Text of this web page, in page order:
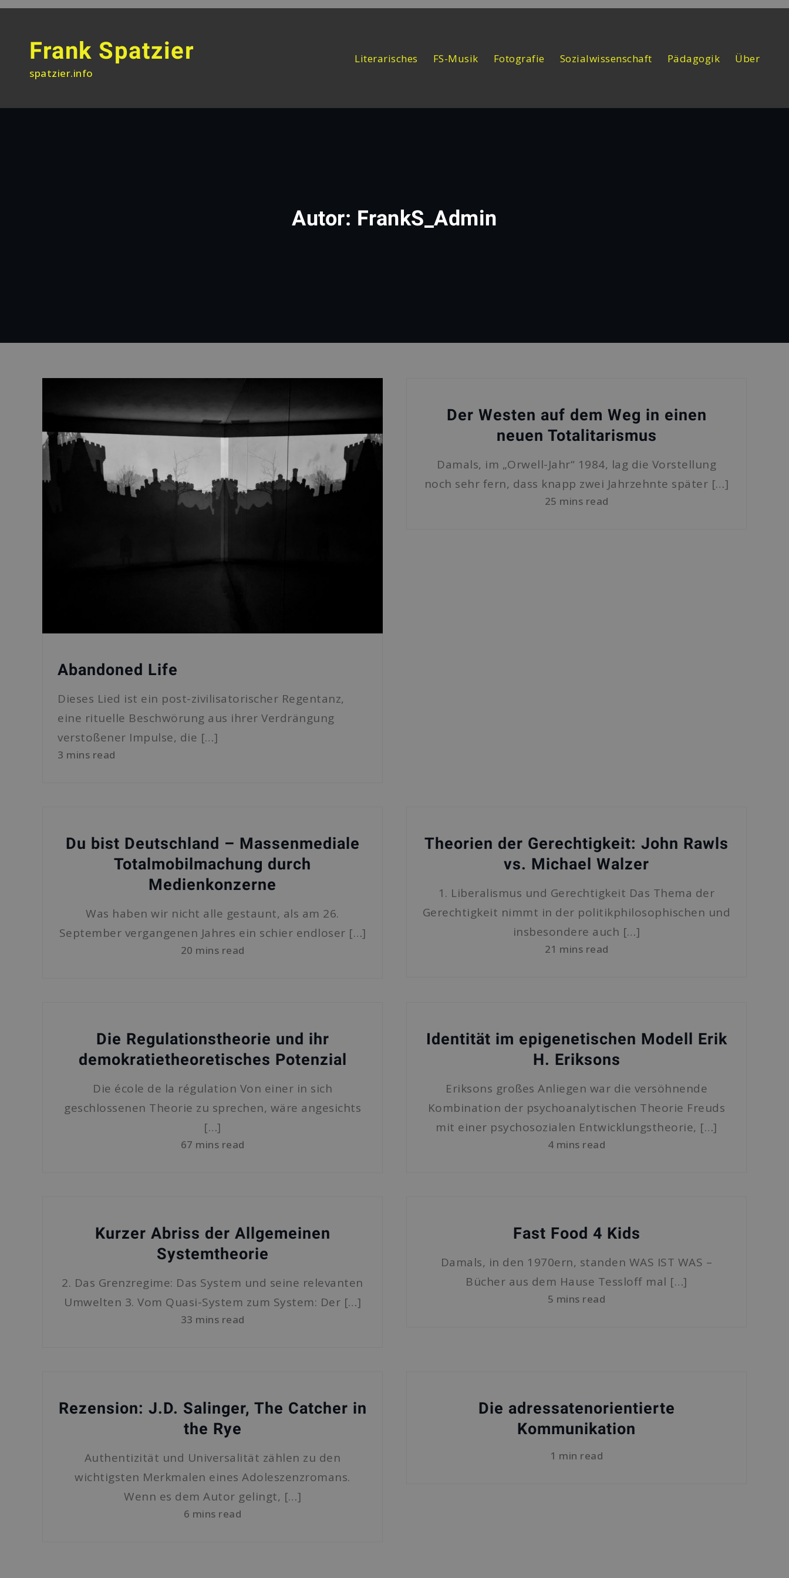
Skip
Frank Spatzier
spatzier.info
Literarisches FS-Musik Fotografie Sozialwissenschaft Pädagogik Über
Autor: FrankS_Admin
Abandoned Life
Dieses Lied ist ein post-zivilisatorischer Regentanz,
eine rituelle Beschwörung aus ihrer Verdrängung
verstoßener Impulse, die […]
3 mins read
Der Westen auf dem Weg in einen
neuen Totalitarismus
Damals, im „Orwell-Jahr“ 1984, lag die Vorstellung
noch sehr fern, dass knapp zwei Jahrzehnte später […]
25 mins read
Du bist Deutschland – Massenmediale
Totalmobilmachung durch
Medienkonzerne
Was haben wir nicht alle gestaunt, als am 26.
September vergangenen Jahres ein schier endloser […]
20 mins read
Theorien der Gerechtigkeit: John Rawls
vs. Michael Walzer
1. Liberalismus und Gerechtigkeit Das Thema der
Gerechtigkeit nimmt in der politikphilosophischen und
insbesondere auch […]
21 mins read
Die Regulationstheorie und ihr
demokratietheoretisches Potenzial
Die école de la régulation Von einer in sich
geschlossenen Theorie zu sprechen, wäre angesichts
[…]
67 mins read
Identität im epigenetischen Modell Erik
H. Eriksons
Eriksons großes Anliegen war die versöhnende
Kombination der psychoanalytischen Theorie Freuds
mit einer psychosozialen Entwicklungstheorie, […]
4 mins read
Kurzer Abriss der Allgemeinen
Systemtheorie
2. Das Grenzregime: Das System und seine relevanten
Umwelten 3. Vom Quasi-System zum System: Der […]
33 mins read
Fast Food 4 Kids
Damals, in den 1970ern, standen WAS IST WAS –
Bücher aus dem Hause Tessloff mal […]
5 mins read
Rezension: J.D. Salinger, The Catcher in
the Rye
Authentizität und Universalität zählen zu den
wichtigsten Merkmalen eines Adoleszenzromans.
Wenn es dem Autor gelingt, […]
6 mins read
Die adressatenorientierte
Kommunikation
1 min read